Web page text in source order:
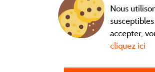
Nous
accepter,
cliquez ici